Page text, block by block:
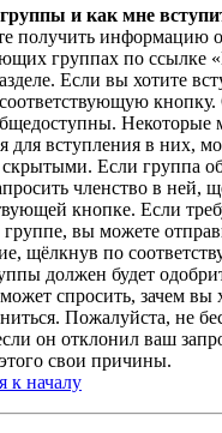
и как мне
получить информацию
группах по ссылке
Если вы хотите
кнопку.
Некоторые
для вступления в них,
Если группа
членство в ней,
кнопке. Если
группе, вы можете
щёлкнув по
должен будет
спросить, зачем вы
Пожалуйста, не
он отклонил ваш
свои причины.
к началу